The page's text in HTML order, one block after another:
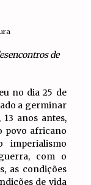
de
no dia 25 de
a germinar
anos antes,
povo africano
imperialismo
com o
as condições
de vida